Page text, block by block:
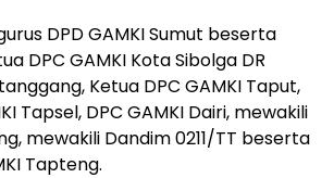
DPD GAMKI Sumut beserta
DPC GAMKI Kota Sibolga DR
Ketua DPC GAMKI Taput,
Tapsel, DPC GAMKI Dairi, mewakili
mewakili Dandim 0211/TT beserta
Tapteng.